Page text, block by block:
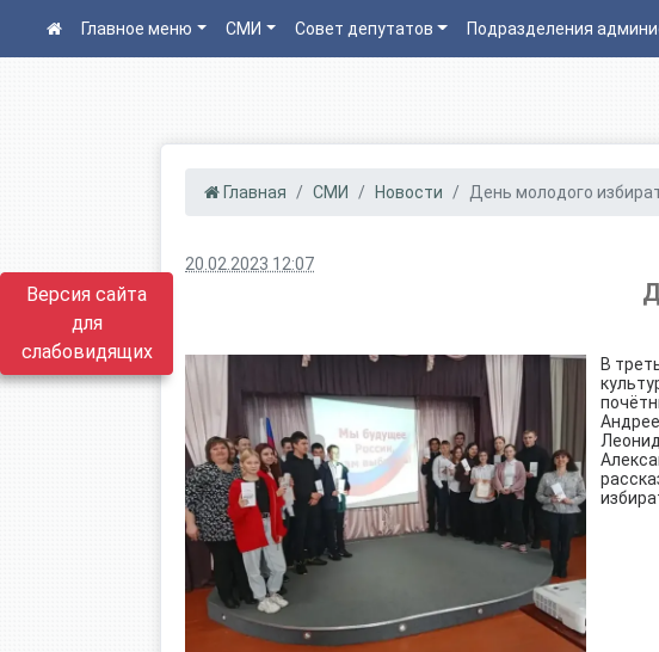
Версия сайта
для
слабовидящих
Главное меню СМИ Совет депутатов Подразделения
Главная СМИ Новости День молодого
20.02.2023 12:07
В